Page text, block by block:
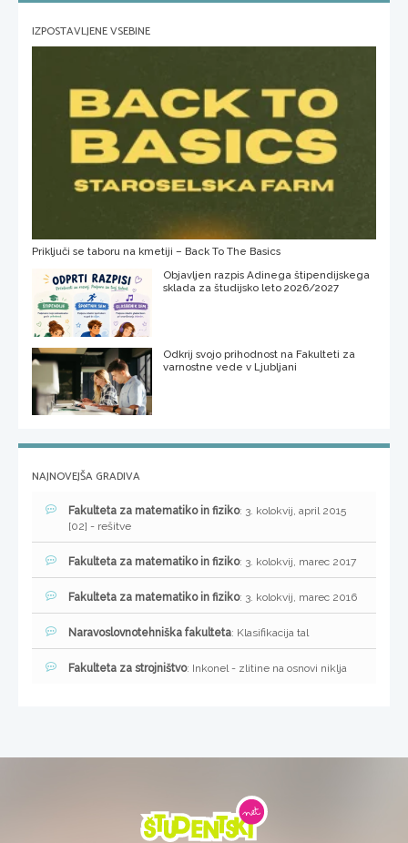
IZPOSTAVLJENE VSEBINE
Priključi se taboru na kmetiji – Back To The Basics
Objavljen razpis Adinega štipendijskega
sklada za študijsko leto 2026/2027
Odkrij svojo prihodnost na Fakulteti za
varnostne vede v Ljubljani
NAJNOVEJŠA GRADIVA
Fakulteta za matematiko in fiziko: 3. kolokvij, april 2015
[02] - rešitve
Fakulteta za matematiko in fiziko: 3. kolokvij, marec 2017
Fakulteta za matematiko in fiziko: 3. kolokvij, marec 2016
Naravoslovnotehniška fakulteta: Klasifikacija tal
Fakulteta za strojništvo: Inkonel - zlitine na osnovi niklja